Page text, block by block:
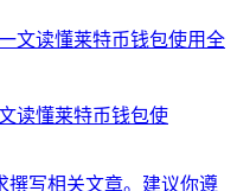
读懂莱特币钱包使